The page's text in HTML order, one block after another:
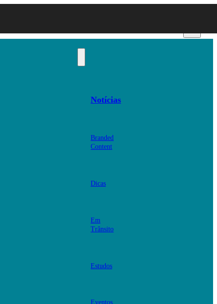
Notícias
Branded
Content
Dicas
Em
Trânsito
Estudos
Eventos